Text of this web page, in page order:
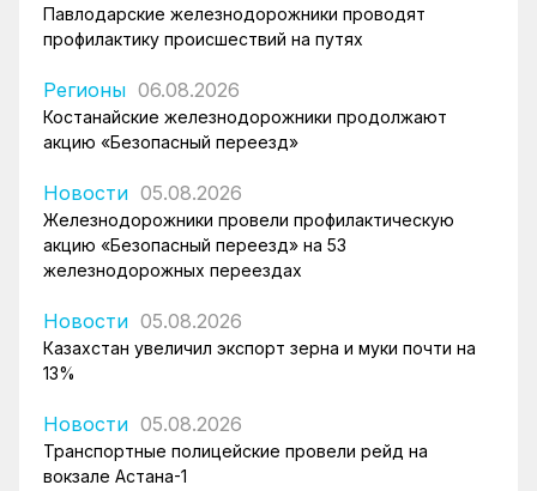
Павлодарские железнодорожники проводят
профилактику происшествий на путях
Регионы 06.08.2026
Костанайские железнодорожники продолжают
акцию «Безопасный переезд»
Новости 05.08.2026
Железнодорожники провели профилактическую
акцию «Безопасный переезд» на 53
железнодорожных переездах
Новости 05.08.2026
Казахстан увеличил экспорт зерна и муки почти на
13%
Новости 05.08.2026
Транспортные полицейские провели рейд на
вокзале Астана-1